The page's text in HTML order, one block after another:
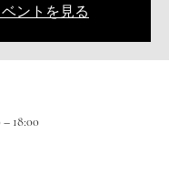
ントを見る
– 18:00